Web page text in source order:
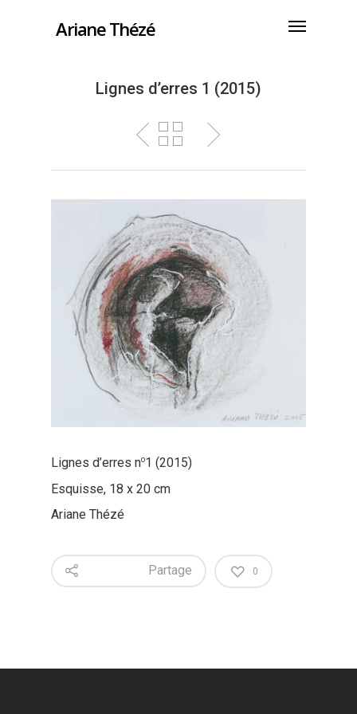
Ariane Thézé
Lignes d’erres 1 (2015)
Lignes d’erres no1 (2015)
Esquisse, 18 x 20 cm
Ariane Thézé
Partage 0